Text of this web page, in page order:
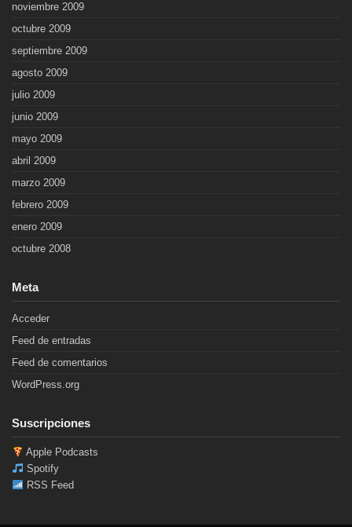
noviembre 2009
octubre 2009
septiembre 2009
agosto 2009
julio 2009
junio 2009
mayo 2009
abril 2009
marzo 2009
febrero 2009
enero 2009
octubre 2008
Meta
Acceder
Feed de entradas
Feed de comentarios
WordPress.org
Suscripciones
Apple Podcasts
Spotify
RSS Feed